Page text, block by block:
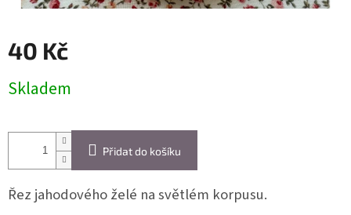
40 Kč
cena:
Skladem
Přidat do košíku
Řez jahodového želé na světlém korpusu.